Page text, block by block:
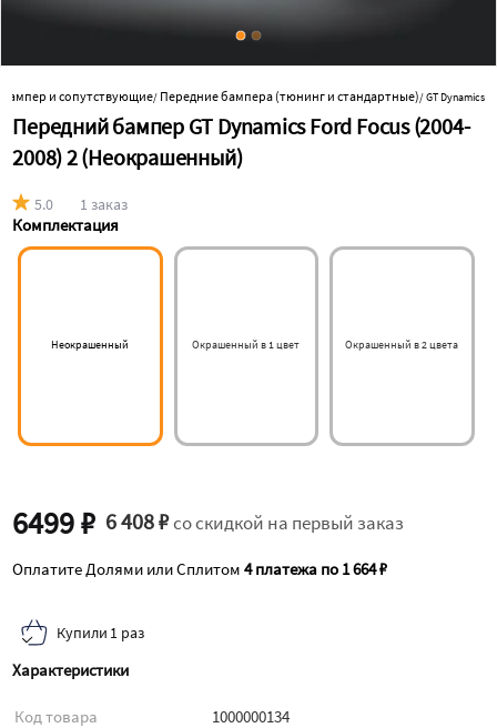
Бампер и сопутствующие/ Передние бампера (тюнинг и стандартные)/GT Dynamics
Передний бампер GT Dynamics Ford Focus (2004-
2008) 2 (Неокрашенный)
5.0 1 заказ
Комплектация
Неокрашенный Окрашенный в 1 цвет Окрашенный в 2 цвета
6499 ₽ 6 408 ₽со скидкой на первый заказ
Оплатите Долями или Сплитом4 платежа по 1 664 ₽
Купили 1 раз
Характеристики
Код товара
1000000134